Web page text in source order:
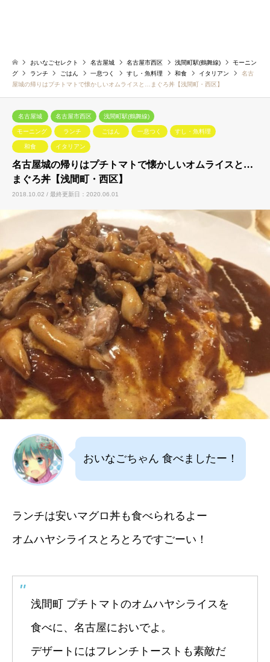
おいなごセレクト 名古屋城 名古屋市西区 浅間町駅(鶴舞線)
モーニン
グ
ランチ ごはん 一息つく すし・魚料理 和食 イタリアン
名古
屋城の帰りはプチトマトで懐かしいオムライスと…まぐろ丼【浅間町・西区】
名古屋城 名古屋市西区 浅間町駅(鶴舞線)
モーニング ランチ ごはん 一息つく すし・魚料理
和食 イタリアン
名古屋城の帰りはプチトマトで懐かしいオムライスと…
まぐろ丼【浅間町・西区】
2018.10.02 / 最終更新日：2020.06.01
おいなごちゃん 食べましたー！
ランチは安いマグロ丼も食べられるよー
オムハヤシライスとろとろですごーい！
浅間町 プチトマトのオムハヤシライスを
食べに、名古屋においでよ。
デザートにはフレンチトーストも素敵だ